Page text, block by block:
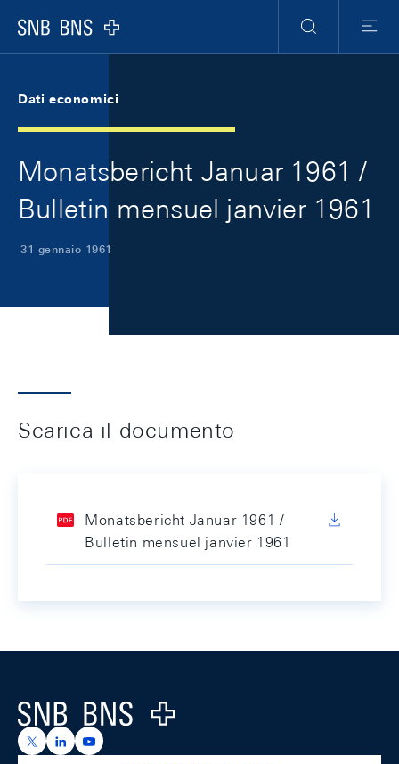
Logo
Ricerca
Menu
Dati economici
Monatsbericht Januar 1961 /
Bulletin mensuel janvier 1961
31 gennaio 1961
Scarica il documento
Monatsbericht Januar 1961 /
Bulletin mensuel janvier 1961
Logo
https://x.com/snb_bns
https://ch.linkedin.com/company/swiss-national-
https://www.youtube.com/@swissnationalbank